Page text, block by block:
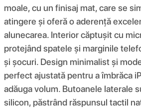
moale, cu un finisaj mat, care se
atingere și oferă o aderență
alunecarea. Interior căptușit cu
protejând spatele și marginile
și șocuri. Design minimalist și
perfect ajustată pentru a îmbrăca
adăuga volum. Butoanele laterale
silicon, păstrând răspunsul tactil